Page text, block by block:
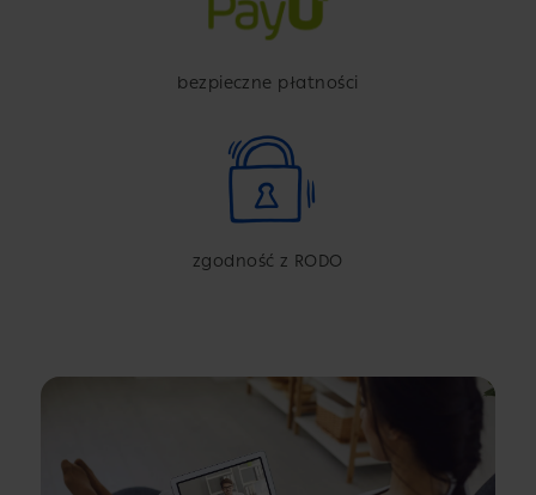
bezpieczne płatności
zgodność z RODO